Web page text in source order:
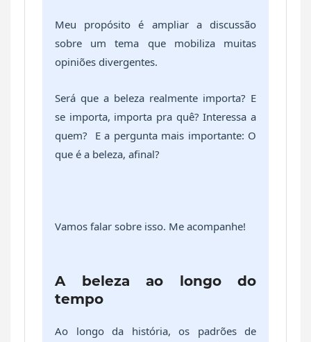
Meu propósito é ampliar a discussão
sobre um tema que mobiliza muitas
opiniões divergentes.
Será que a beleza realmente importa? E
se importa, importa pra quê? Interessa a
quem? E a pergunta mais importante: O
que é a beleza, afinal?
Vamos falar sobre isso. Me acompanhe!
A beleza ao longo do
tempo
Ao longo da história, os padrões de